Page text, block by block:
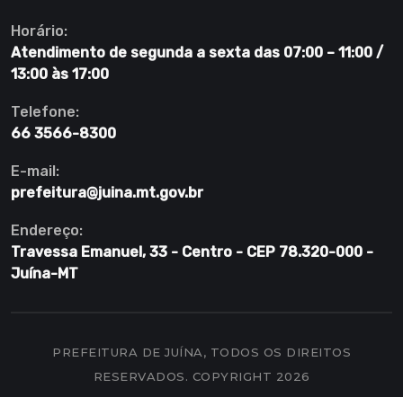
Horário:
Atendimento de segunda a sexta das 07:00 – 11:00 /
13:00 às 17:00
Telefone:
66 3566-8300
E-mail:
prefeitura@juina.mt.gov.br
Endereço:
Travessa Emanuel, 33 - Centro - CEP 78.320-000 -
Juína-MT
PREFEITURA DE JUÍNA, TODOS OS DIREITOS
RESERVADOS. COPYRIGHT 2026